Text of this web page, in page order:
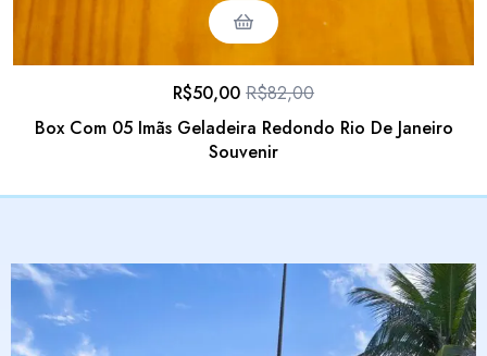
Box Com 05 Imãs Geladeira Redondo Rio De Janeiro
Souvenir
R$82,00
R$50,00